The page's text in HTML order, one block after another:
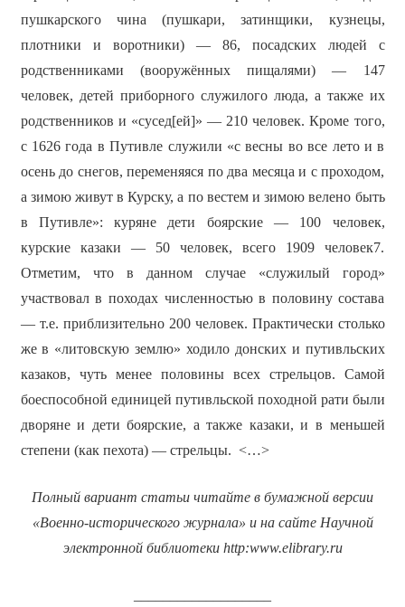
пушкарского чина (пушкари, затинщики, кузнецы,
плотники и воротники) — 86, посадских людей с
родственниками (вооружённых пищалями) — 147
человек, детей приборного служилого люда, а также их
родственников и «сусед[ей]» — 210 человек. Кроме того,
с 1626 года в Путивле служили «с весны во все лето и в
осень до снегов, переменяяся по два месяца и с проходом,
а зимою живут в Курску, а по вестем и зимою велено быть
в Путивле»: куряне дети боярские — 100 человек,
курские казаки — 50 человек, всего 1909 человек7.
Отметим, что в данном случае «служилый город»
участвовал в походах численностью в половину состава
— т.е. приблизительно 200 человек. Практически столько
же в «литовскую землю» ходило донских и путивльских
казаков, чуть менее половины всех стрельцов. Самой
боеспособной единицей путивльской походной рати были
дворяне и дети боярские, а также казаки, и в меньшей
степени (как пехота) — стрельцы. <…>
Полный вариант статьи читайте в бумажной версии
«Военно-исторического журнала» и на сайте Научной
электронной библиотеки http:www.elibrary.ru